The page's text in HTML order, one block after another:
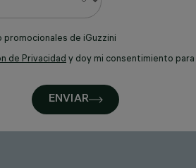
de iGuzzini
de Privacidad y doy mi consentimiento
ENVIAR